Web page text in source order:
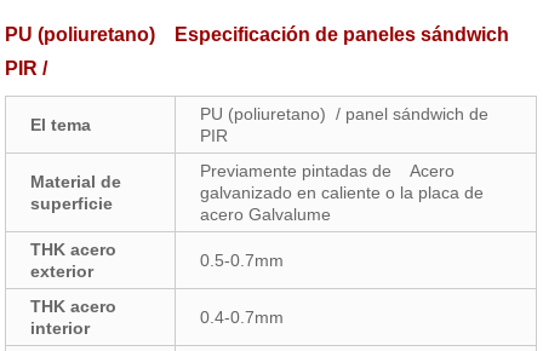
PU (poliuretano) Especificación de paneles sándwich
PIR /
El tema
PU (poliuretano) / panel sándwich de
PIR
Material de
superficie
Previamente pintadas de Acero
galvanizado en caliente o la placa de
acero Galvalume
THK acero
exterior
0.5-0.7mm
THK acero
interior
0.4-0.7mm